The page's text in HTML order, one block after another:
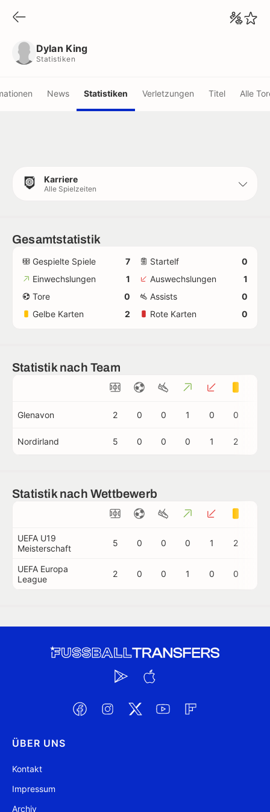
Dylan King
Statistiken
News Statistiken Verletzungen Titel Alle
Karriere
Alle Spielzeiten
Gesamtstatistik
Gespielte Spiele 7 Startelf
0
Einwechslungen
1 Auswechslungen
1
Tore
0 Assists
0
Gelbe Karten
2 Rote Karten 0
Statistik nach Team
Glenavon 2 0 0 1 0 0
Nordirland 5 0 0 0 1 2
Statistik nach Wettbewerb
UEFA U19
Meisterschaft
5 0 0 0 1 2
UEFA Europa
League
2 0 0 1 0 0
ÜBER UNS
Kontakt
Impressum
Archiv